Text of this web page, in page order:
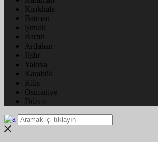
Kırıkkale
Batman
Şırnak
Bartın
Ardahan
Iğdır
Yalova
Karabük
Kilis
Osmaniye
Düzce